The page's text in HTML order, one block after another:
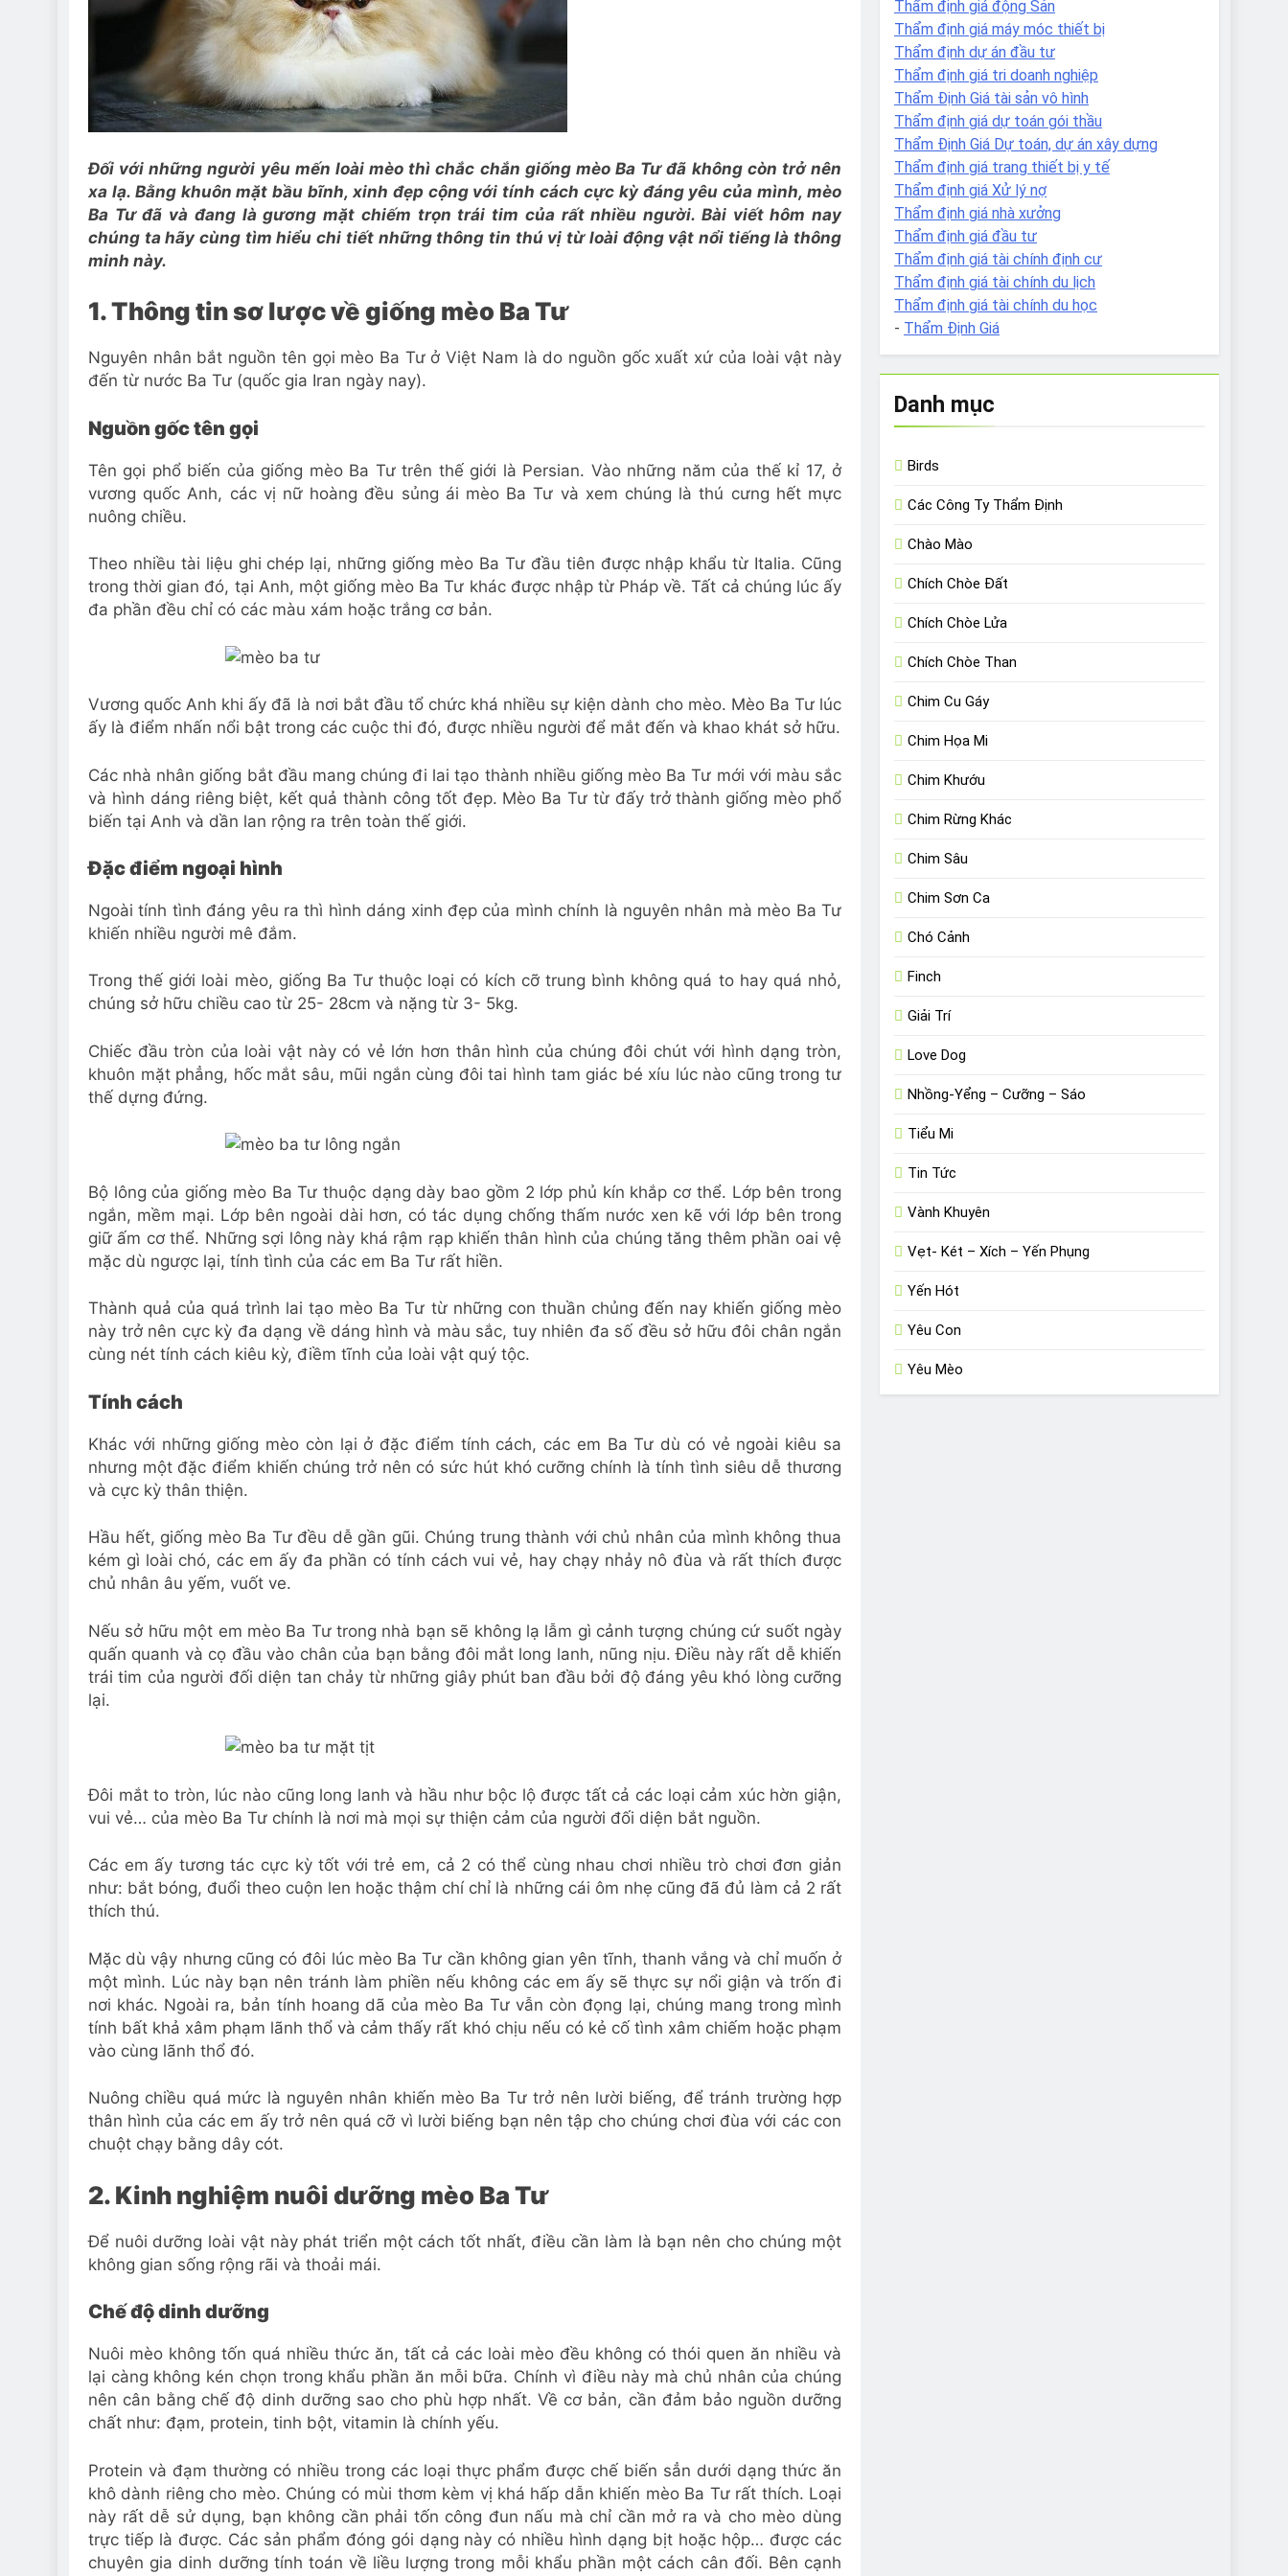
Đối với những người yêu mến loài mèo thì chắc chắn giống mèo Ba Tư đã không còn trở nên
xa lạ. Bằng khuôn mặt bầu bĩnh, xinh đẹp cộng với tính cách cực kỳ đáng yêu của mình, mèo
Ba Tư đã và đang là gương mặt chiếm trọn trái tim của rất nhiều người. Bài viết hôm nay
chúng ta hãy cùng tìm hiểu chi tiết những thông tin thú vị từ loài động vật nổi tiếng là thông
minh này.
1. Thông tin sơ lược về giống mèo Ba Tư
Nguyên nhân bắt nguồn tên gọi mèo Ba Tư ở Việt Nam là do nguồn gốc xuất xứ của loài vật này
đến từ nước Ba Tư (quốc gia Iran ngày nay).
Nguồn gốc tên gọi
Tên gọi phổ biến của giống mèo Ba Tư trên thế giới là Persian. Vào những năm của thế kỉ 17, ở
vương quốc Anh, các vị nữ hoàng đều sủng ái mèo Ba Tư và xem chúng là thú cưng hết mực
nuông chiều.
Theo nhiều tài liệu ghi chép lại, những giống mèo Ba Tư đầu tiên được nhập khẩu từ Italia. Cũng
trong thời gian đó, tại Anh, một giống mèo Ba Tư khác được nhập từ Pháp về. Tất cả chúng lúc ấy
đa phần đều chỉ có các màu xám hoặc trắng cơ bản.
Vương quốc Anh khi ấy đã là nơi bắt đầu tổ chức khá nhiều sự kiện dành cho mèo. Mèo Ba Tư lúc
ấy là điểm nhấn nổi bật trong các cuộc thi đó, được nhiều người để mắt đến và khao khát sở hữu.
Các nhà nhân giống bắt đầu mang chúng đi lai tạo thành nhiều giống mèo Ba Tư mới với màu sắc
và hình dáng riêng biệt, kết quả thành công tốt đẹp. Mèo Ba Tư từ đấy trở thành giống mèo phổ
biến tại Anh và dần lan rộng ra trên toàn thế giới.
Đặc điểm ngoại hình
Ngoài tính tình đáng yêu ra thì hình dáng xinh đẹp của mình chính là nguyên nhân mà mèo Ba Tư
khiến nhiều người mê đắm.
Trong thế giới loài mèo, giống Ba Tư thuộc loại có kích cỡ trung bình không quá to hay quá nhỏ,
chúng sở hữu chiều cao từ 25- 28cm và nặng từ 3- 5kg.
Chiếc đầu tròn của loài vật này có vẻ lớn hơn thân hình của chúng đôi chút với hình dạng tròn,
khuôn mặt phẳng, hốc mắt sâu, mũi ngắn cùng đôi tai hình tam giác bé xíu lúc nào cũng trong tư
thế dựng đứng.
Bộ lông của giống mèo Ba Tư thuộc dạng dày bao gồm 2 lớp phủ kín khắp cơ thể. Lớp bên trong
ngắn, mềm mại. Lớp bên ngoài dài hơn, có tác dụng chống thấm nước xen kẽ với lớp bên trong
giữ ấm cơ thể. Những sợi lông này khá rậm rạp khiến thân hình của chúng tăng thêm phần oai vệ
mặc dù ngược lại, tính tình của các em Ba Tư rất hiền.
Thành quả của quá trình lai tạo mèo Ba Tư từ những con thuần chủng đến nay khiến giống mèo
này trở nên cực kỳ đa dạng về dáng hình và màu sắc, tuy nhiên đa số đều sở hữu đôi chân ngắn
cùng nét tính cách kiêu kỳ, điềm tĩnh của loài vật quý tộc.
Tính cách
Khác với những giống mèo còn lại ở đặc điểm tính cách, các em Ba Tư dù có vẻ ngoài kiêu sa
nhưng một đặc điểm khiến chúng trở nên có sức hút khó cưỡng chính là tính tình siêu dễ thương
và cực kỳ thân thiện.
Hầu hết, giống mèo Ba Tư đều dễ gần gũi. Chúng trung thành với chủ nhân của mình không thua
kém gì loài chó, các em ấy đa phần có tính cách vui vẻ, hay chạy nhảy nô đùa và rất thích được
chủ nhân âu yếm, vuốt ve.
Nếu sở hữu một em mèo Ba Tư trong nhà bạn sẽ không lạ lẫm gì cảnh tượng chúng cứ suốt ngày
quấn quanh và cọ đầu vào chân của bạn bằng đôi mắt long lanh, nũng nịu. Điều này rất dễ khiến
trái tim của người đối diện tan chảy từ những giây phút ban đầu bởi độ đáng yêu khó lòng cưỡng
lại.
Đôi mắt to tròn, lúc nào cũng long lanh và hầu như bộc lộ được tất cả các loại cảm xúc hờn giận,
vui vẻ… của mèo Ba Tư chính là nơi mà mọi sự thiện cảm của người đối diện bắt nguồn.
Các em ấy tương tác cực kỳ tốt với trẻ em, cả 2 có thể cùng nhau chơi nhiều trò chơi đơn giản
như: bắt bóng, đuổi theo cuộn len hoặc thậm chí chỉ là những cái ôm nhẹ cũng đã đủ làm cả 2 rất
thích thú.
Mặc dù vậy nhưng cũng có đôi lúc mèo Ba Tư cần không gian yên tĩnh, thanh vắng và chỉ muốn ở
một mình. Lúc này bạn nên tránh làm phiền nếu không các em ấy sẽ thực sự nổi giận và trốn đi
nơi khác. Ngoài ra, bản tính hoang dã của mèo Ba Tư vẫn còn đọng lại, chúng mang trong mình
tính bất khả xâm phạm lãnh thổ và cảm thấy rất khó chịu nếu có kẻ cố tình xâm chiếm hoặc phạm
vào cùng lãnh thổ đó.
Nuông chiều quá mức là nguyên nhân khiến mèo Ba Tư trở nên lười biếng, để tránh trường hợp
thân hình của các em ấy trở nên quá cỡ vì lười biếng bạn nên tập cho chúng chơi đùa với các con
chuột chạy bằng dây cót.
2. Kinh nghiệm nuôi dưỡng mèo Ba Tư
Để nuôi dưỡng loài vật này phát triển một cách tốt nhất, điều cần làm là bạn nên cho chúng một
không gian sống rộng rãi và thoải mái.
Chế độ dinh dưỡng
Nuôi mèo không tốn quá nhiều thức ăn, tất cả các loài mèo đều không có thói quen ăn nhiều và
lại càng không kén chọn trong khẩu phần ăn mỗi bữa. Chính vì điều này mà chủ nhân của chúng
nên cân bằng chế độ dinh dưỡng sao cho phù hợp nhất. Về cơ bản, cần đảm bảo nguồn dưỡng
chất như: đạm, protein, tinh bột, vitamin là chính yếu.
Protein và đạm thường có nhiều trong các loại thực phẩm được chế biến sẳn dưới dạng thức ăn
khô dành riêng cho mèo. Chúng có mùi thơm kèm vị khá hấp dẫn khiến mèo Ba Tư rất thích. Loại
này rất dễ sử dụng, bạn không cần phải tốn công đun nấu mà chỉ cần mở ra và cho mèo dùng
trực tiếp là được. Các sản phẩm đóng gói dạng này có nhiều hình dạng bịt hoặc hộp… được các
chuyên gia dinh dưỡng tính toán về liều lượng trong mỗi khẩu phần một cách cân đối. Bên cạnh
Thẩm định giá động Sản
Thẩm định giá máy móc thiết bị
Thẩm định dự án đầu tư
Thẩm định giá tri doanh nghiệp
Thẩm Định Giá tài sản vô hình
Thẩm định giá dự toán gói thầu
Thẩm Định Giá Dự toán, dự án xây dựng
Thẩm định giá trang thiết bị y tế
Thẩm định giá Xử lý nợ
Thẩm định giá nhà xưởng
Thẩm định giá đầu tư
Thẩm định giá tài chính định cư
Thẩm định giá tài chính du lịch
Thẩm định giá tài chính du học
- Thẩm Định Giá
Danh mục
Birds
Các Công Ty Thẩm Định
Chào Mào
Chích Chòe Đất
Chích Chòe Lửa
Chích Chòe Than
Chim Cu Gáy
Chim Họa Mi
Chim Khướu
Chim Rừng Khác
Chim Sâu
Chim Sơn Ca
Chó Cảnh
Finch
Giải Trí
Love Dog
Nhồng-Yểng – Cưỡng – Sáo
Tiểu Mi
Tin Tức
Vành Khuyên
Vẹt- Két – Xích – Yến Phụng
Yến Hót
Yêu Con
Yêu Mèo